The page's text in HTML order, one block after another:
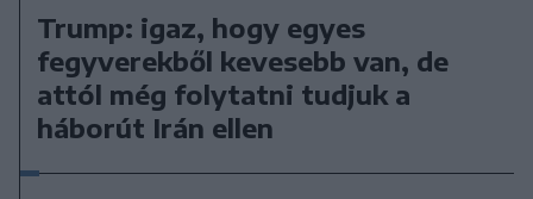
Trump: igaz, hogy egyes
fegyverekből kevesebb van, de
attól még folytatni tudjuk a
háborút Irán ellen